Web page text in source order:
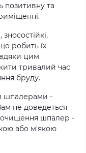
позитивну та
робить їх
цим
тривалий час
бруду.
шпалерами -
не доведеться
очищення шпалер -
або м'якою